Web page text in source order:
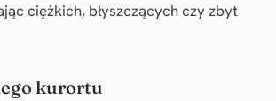
ciężkich, błyszczących czy zbyt
kurortu